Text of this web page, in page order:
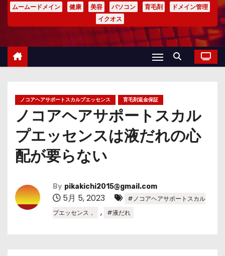
ムームードメイン 健康 美容 パソコン 育毛剤
ドメイン管理
イクオス
ノコアヘアサポートスカルプエッセンス 育毛剤返金保証
ノコアヘアサポートスカル
プエッセンスは液だれの心
配が要らない
By pikakichi2015@gmail.com
5月 5, 2023
#ノコアヘアサポートスカル
プエッセンス，
, #液だれ